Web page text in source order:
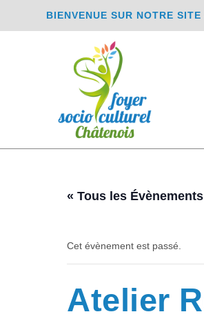
BIENVENUE SUR NOTRE
« Tous les Évènements
Cet évènement est passé.
Atelier